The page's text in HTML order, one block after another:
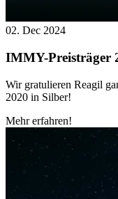
02. Dec 2024
IMMY-Preisträger
Wir gratulieren Reagil
2020 in Silber!
Mehr erfahren!